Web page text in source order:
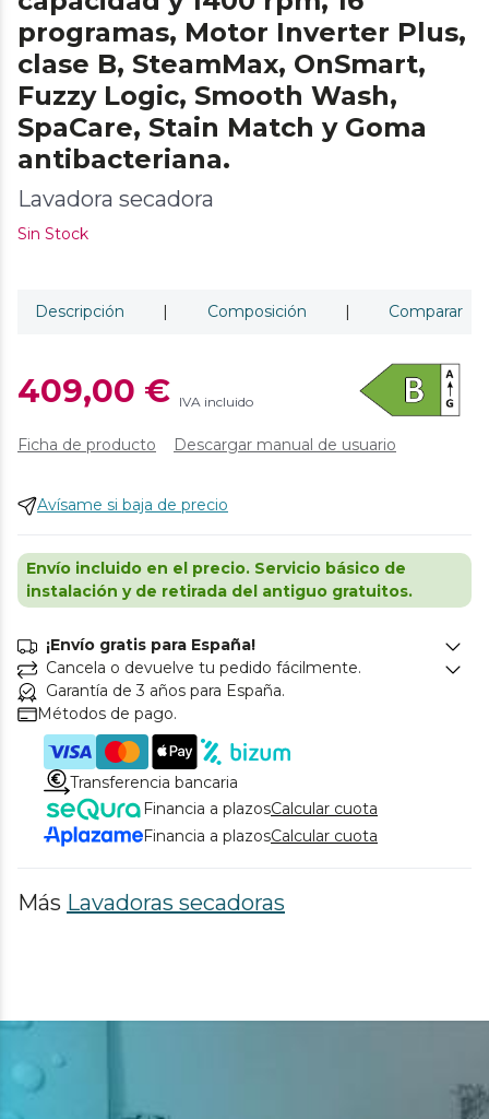
programas, Motor Inverter Plus,
clase B, SteamMax, OnSmart,
Fuzzy Logic, Smooth Wash,
SpaCare, Stain Match y Goma
antibacteriana.
Lavadora secadora
Sin Stock
Descripción | Composición | Comparar
409,00 € IVA incluido
Ficha de producto Descargar manual de usuario
Avísame si baja de precio
Envío incluido en el precio. Servicio básico de
instalación y de retirada del antiguo gratuitos.
¡Envío gratis para España!
Cancela o devuelve tu pedido fácilmente.
Garantía de 3 años para España.
Métodos de pago.
Transferencia bancaria
Financia a plazosCalcular cuota
Financia a plazosCalcular cuota
Más Lavadoras secadoras